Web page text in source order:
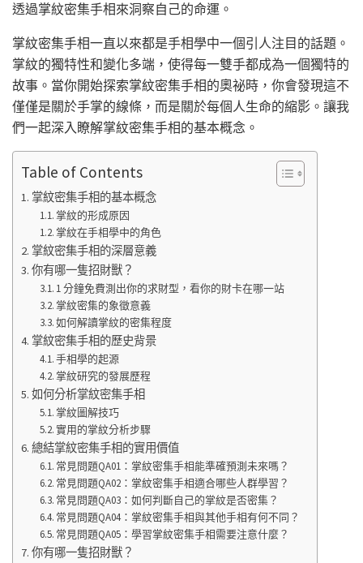
透過掌紋密集手相來洞察自己的命運。
掌紋密集手相一直以來都是手相學中一個引人注目的話題。
掌紋的獨特性和變化多端，使得每一雙手都成為一個獨特的
故事。當你開始探索掌紋密集手相的奧祕時，你會發現這不
僅僅是關於手掌的線條，而是關於每個人生命的縮影。讓我
們一起深入瞭解掌紋密集手相的基本概念。
Table of Contents
掌紋密集手相的基本概念
掌紋的形成原因
掌紋在手相學中的角色
掌紋密集手相的深層意義
你有哪一隻招財獸？
1 分鐘免費測出你的求財型，看你的財卡在哪一站
掌紋密集的象徵意義
如何解讀掌紋的密集程度
掌紋密集手相的歷史背景
手相學的起源
掌紋研究的發展歷程
如何分析掌紋密集手相
掌紋圖解技巧
實用的掌紋分析步驟
總結掌紋密集手相的實用價值
常見問題QA01：掌紋密集手相能準確預測未來嗎？
常見問題QA02：掌紋密集手相適合哪些人群學習？
常見問題QA03：如何判斷自己的掌紋是否密集？
常見問題QA04：掌紋密集手相與其他手相有何不同？
常見問題QA05：學習掌紋密集手相需要注意什麼？
你有哪一隻招財獸？